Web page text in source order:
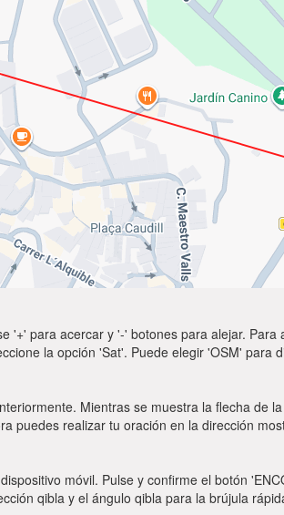
'+' para acercar y '-' botones para alejar. Para
la opción 'Sat'. Puede elegir 'OSM' para
Mientras se muestra la flecha de
puedes realizar tu oración en la dirección
móvil. Pulse y confirme el botón
qibla y el ángulo qibla para la brújula